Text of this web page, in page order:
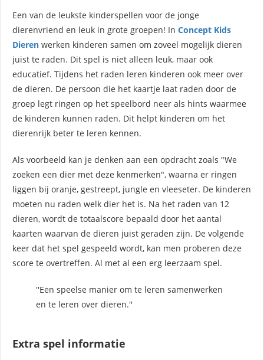
Een van de leukste kinderspellen voor de jonge
dierenvriend en leuk in grote groepen! In Concept Kids
Dieren werken kinderen samen om zoveel mogelijk dieren
juist te raden. Dit spel is niet alleen leuk, maar ook
educatief. Tijdens het raden leren kinderen ook meer over
de dieren. De persoon die het kaartje laat raden door de
groep legt ringen op het speelbord neer als hints waarmee
de kinderen kunnen raden. Dit helpt kinderen om het
dierenrijk beter te leren kennen.
Als voorbeeld kan je denken aan een opdracht zoals "We
zoeken een dier met deze kenmerken", waarna er ringen
liggen bij oranje, gestreept, jungle en vleeseter. De kinderen
moeten nu raden welk dier het is. Na het raden van 12
dieren, wordt de totaalscore bepaald door het aantal
kaarten waarvan de dieren juist geraden zijn. De volgende
keer dat het spel gespeeld wordt, kan men proberen deze
score te overtreffen. Al met al een erg leerzaam spel.
''Een speelse manier om te leren samenwerken
en te leren over dieren.''
Extra spel informatie